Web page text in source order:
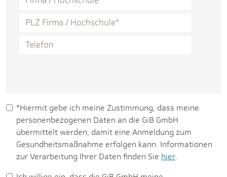
*Hiermit gebe ich meine Zustimmung, dass meine
personenbezogenen Daten an die GiB GmbH
übermittelt werden, damit eine Anmeldung zum
Gesundheitsmaßnahme erfolgen kann. Informationen
zur Verarbeitung Ihrer Daten finden Sie hier.